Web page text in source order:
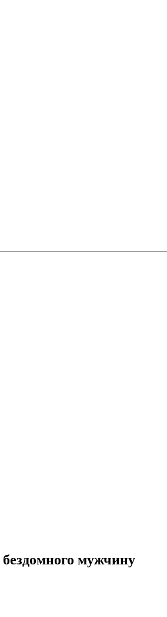
мужчину